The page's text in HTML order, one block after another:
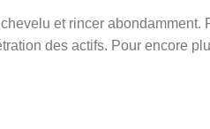
et rincer abondamment.
des actifs. Pour encore